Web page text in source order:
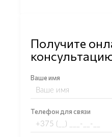
Получите
Ваше имя
Телефон для связи